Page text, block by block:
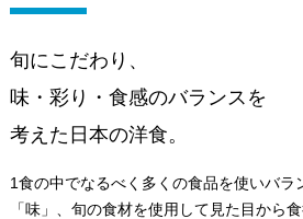
旬にこだわり、
味・彩り・食感のバランスを
考えた日本の洋食。
1食の中でなるべく多くの食品を使いバラ
「味」、旬の食材を使用して見た目から